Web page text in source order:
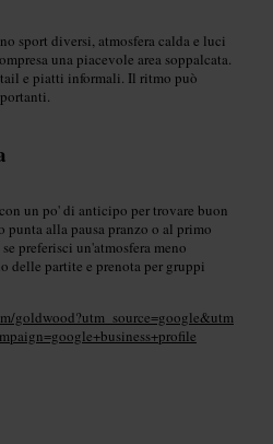
sport diversi, atmosfera calda e luci
una piacevole area soppalcata.
e piatti informali. Il ritmo può
un po' di anticipo per trovare buon
alla pausa pranzo o al primo
preferisci un'atmosfera meno
delle partite e prenota per gruppi
goldwood?utm_source=google&utm